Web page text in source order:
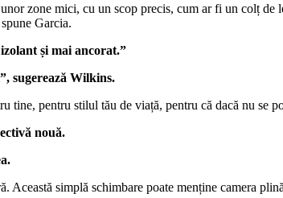
zone mici, cu un scop precis, cum ar fi un colț
Garcia.
și mai ancorat.”
sugerează Wilkins.
tine, pentru stilul tău de viață, pentru că dacă nu
nouă.
simplă schimbare poate menține camera